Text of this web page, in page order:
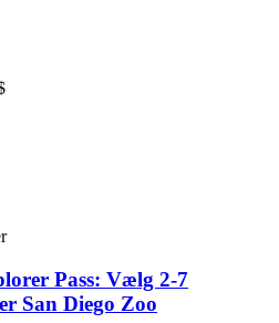
Pass: Vælg 2-7
San Diego Zoo